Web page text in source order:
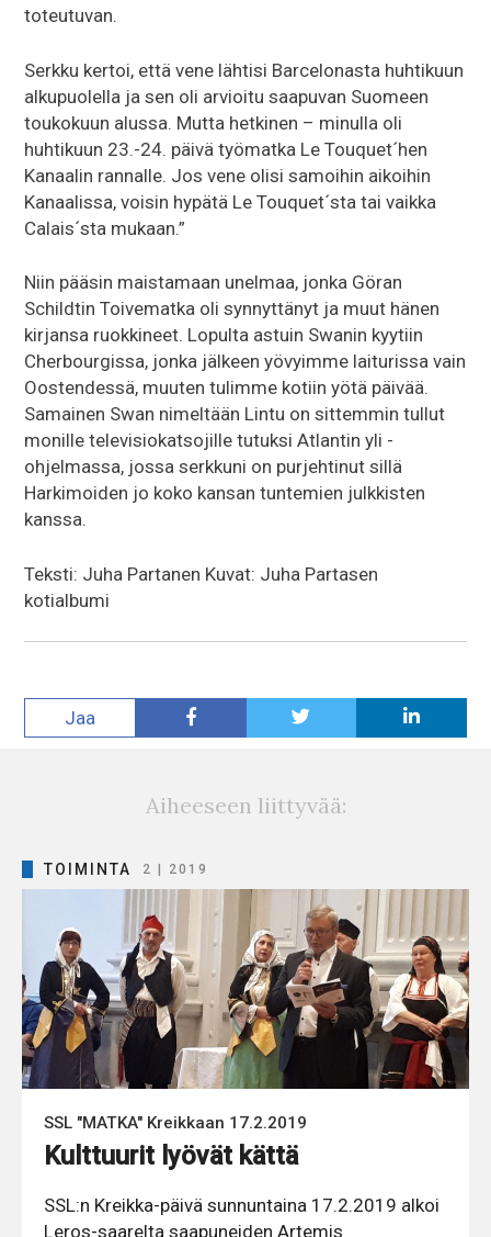
toteutuvan.
Serkku kertoi, että vene lähtisi Barcelonasta huhtikuun
alkupuolella ja sen oli arvioitu saapuvan Suomeen
toukokuun alussa. Mutta hetkinen – minulla oli
huhtikuun 23.-24. päivä työmatka Le Touquet´hen
Kanaalin rannalle. Jos vene olisi samoihin aikoihin
Kanaalissa, voisin hypätä Le Touquet´sta tai vaikka
Calais´sta mukaan.”
Niin pääsin maistamaan unelmaa, jonka Göran
Schildtin Toivematka oli synnyttänyt ja muut hänen
kirjansa ruokkineet. Lopulta astuin Swanin kyytiin
Cherbourgissa, jonka jälkeen yövyimme laiturissa vain
Oostendessä, muuten tulimme kotiin yötä päivää.
Samainen Swan nimeltään Lintu on sittemmin tullut
monille televisiokatsojille tutuksi Atlantin yli -
ohjelmassa, jossa serkkuni on purjehtinut sillä
Harkimoiden jo koko kansan tuntemien julkkisten
kanssa.
Teksti: Juha Partanen Kuvat: Juha Partasen
kotialbumi
Jaa
Aiheeseen liittyvää:
TOIMINTA 2 | 2019
SSL "MATKA" Kreikkaan 17.2.2019
Kulttuurit lyövät kättä
SSL:n Kreikka-päivä sunnuntaina 17.2.2019 alkoi
Leros-saarelta saapuneiden Artemis